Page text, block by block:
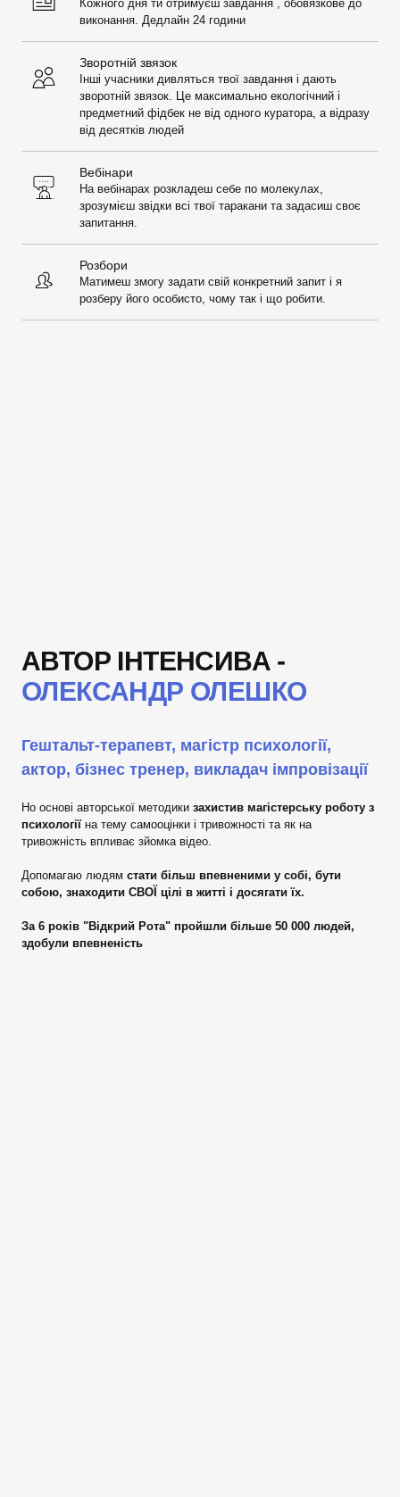
Кожного дня ти отримуєш завдання , обовязкове до
виконання. Дедлайн 24 години
Зворотній звязок
Інші учасники дивляться твої завдання і дають
зворотній звязок. Це максимально екологічний і
предметний фідбек не від одного куратора, а відразу
від десятків людей
Вебінари
На вебінарах розкладеш себе по молекулах,
зрозумієш звідки всі твої таракани та задасиш своє
запитання.
Розбори
Матимеш змогу задати свій конкретний запит і я
розберу його особисто, чому так і що робити.
АВТОР ІНТЕНСИВА -
ОЛЕКСАНДР ОЛЕШКО
Гештальт-терапевт, магістр психології,
актор, бізнес тренер, викладач імпровізації
Но основі авторської методики захистив магістерську роботу з
психології на тему самооцінки і тривожності та як на
тривожність впливає зйомка відео.
Допомагаю людям стати більш впевненими у собі, бути
собою, знаходити СВОЇ цілі в житті і досягати їх.
За 6 років "Відкрий Рота" пройшли більше 50 000 людей,
здобули впевненість